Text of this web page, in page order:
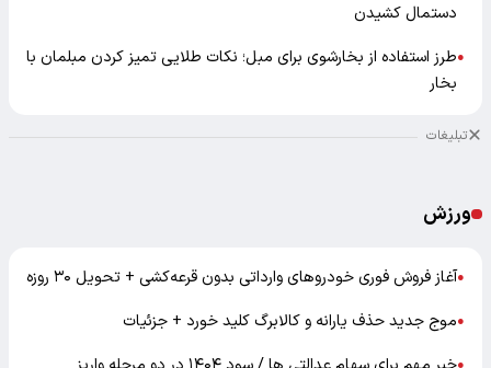
دستمال کشیدن
●طرز استفاده از بخارشوی برای مبل؛ نکات طلایی تمیز کردن مبلمان با
بخار
تبلیغات
ورزش
●آغاز فروش فوری خودروهای وارداتی بدون قرعه‌کشی + تحویل ۳۰ روزه
●موج جدید حذف یارانه و کالابرگ کلید خورد + جزئیات